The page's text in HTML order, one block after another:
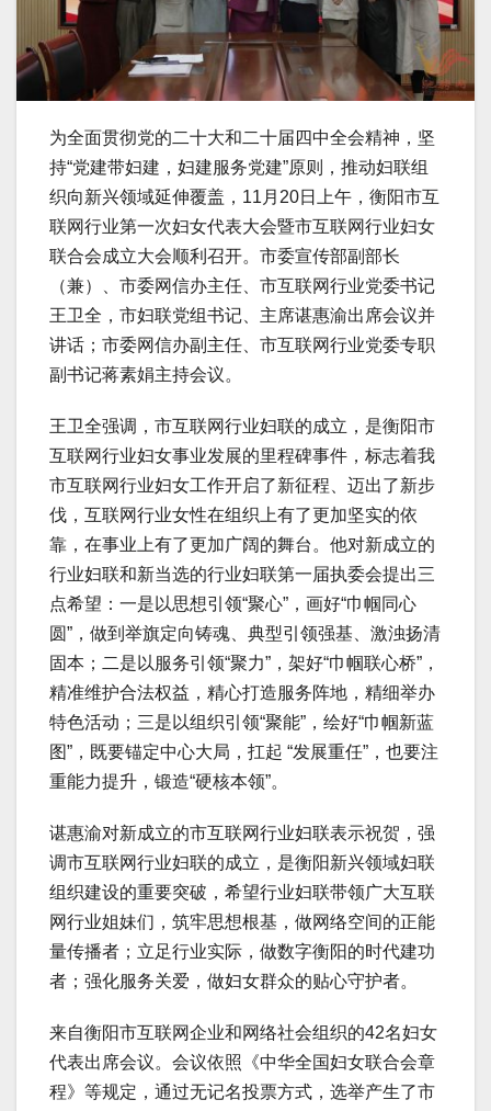
为全面贯彻党的二十大和二十届四中全会精神，坚
持“党建带妇建，妇建服务党建”原则，推动妇联组
织向新兴领域延伸覆盖，11月20日上午，衡阳市互
联网行业第一次妇女代表大会暨市互联网行业妇女
联合会成立大会顺利召开。市委宣传部副部长
（兼）、市委网信办主任、市互联网行业党委书记
王卫全，市妇联党组书记、主席谌惠渝出席会议并
讲话；市委网信办副主任、市互联网行业党委专职
副书记蒋素娟主持会议。
王卫全强调，市互联网行业妇联的成立，是衡阳市
互联网行业妇女事业发展的里程碑事件，标志着我
市互联网行业妇女工作开启了新征程、迈出了新步
伐，互联网行业女性在组织上有了更加坚实的依
靠，在事业上有了更加广阔的舞台。他对新成立的
行业妇联和新当选的行业妇联第一届执委会提出三
点希望：一是以思想引领“聚心”，画好“巾帼同心
圆”，做到举旗定向铸魂、典型引领强基、激浊扬清
固本；二是以服务引领“聚力”，架好“巾帼联心桥”，
精准维护合法权益，精心打造服务阵地，精细举办
特色活动；三是以组织引领“聚能”，绘好“巾帼新蓝
图”，既要锚定中心大局，扛起 “发展重任”，也要注
重能力提升，锻造“硬核本领”。
谌惠渝对新成立的市互联网行业妇联表示祝贺，强
调市互联网行业妇联的成立，是衡阳新兴领域妇联
组织建设的重要突破，希望行业妇联带领广大互联
网行业姐妹们，筑牢思想根基，做网络空间的正能
量传播者；立足行业实际，做数字衡阳的时代建功
者；强化服务关爱，做妇女群众的贴心守护者。
来自衡阳市互联网企业和网络社会组织的42名妇女
代表出席会议。会议依照《中华全国妇女联合会章
程》等规定，通过无记名投票方式，选举产生了市